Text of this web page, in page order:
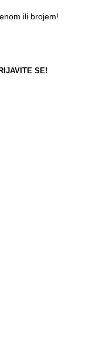
ili brojem!